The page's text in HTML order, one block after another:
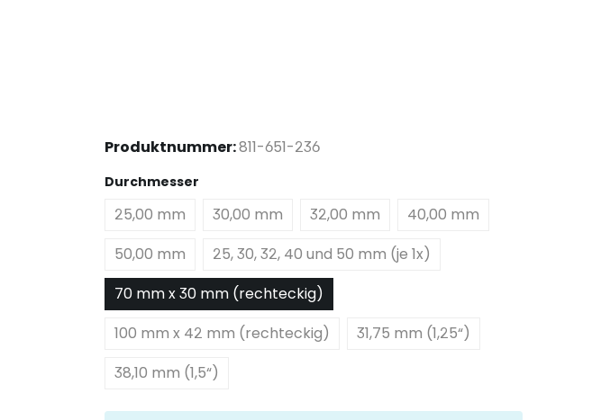
Produktnummer:811-651-236
Durchmesserauswählen
25,00 mm 30,00 mm 32,00 mm
40,00 mm
50,00 mm
25, 30, 32, 40 und 50 mm (je 1x)
70 mm x 30 mm (rechteckig)
100 mm x 42 mm (rechteckig)
31,75 mm (1,25“)
38,10 mm (1,5“)